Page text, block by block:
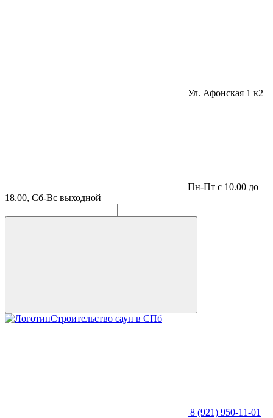
Ул. Афонская 1 к2
Пн-Пт с 10.00 до
18.00, Сб-Вс выходной
Строительство саун в СПб
8 (921) 950-11-01